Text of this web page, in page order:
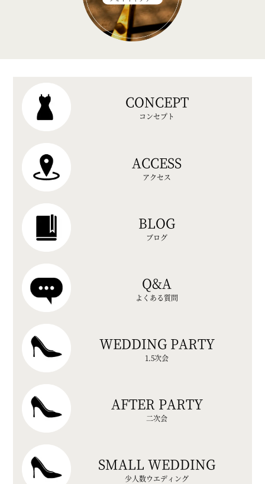
CONCEPT
コンセプト
ACCESS
アクセス
BLOG
ブログ
Q&A
よくある質問
WEDDING PARTY
1.5次会
AFTER PARTY
二次会
SMALL WEDDING
少人数ウエディング